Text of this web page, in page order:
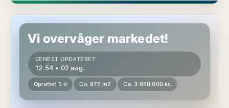
Butik i Lemvig
Vi overvåger markedet!
SENEST OPDATERET
12.54 • 02 aug.
Oprettet 5 d Ca. 875 m2 Ca. 3.950.000 kr.